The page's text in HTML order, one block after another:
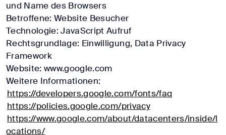
und Name des Browsers
Betroffene: Website Besucher
Technologie: JavaScript Aufruf
Rechtsgrundlage: Einwilligung, Data Privacy
Framework
Website: www.google.com
Weitere Informationen:
https://developers.google.com/fonts/faq
https://policies.google.com/privacy
https://www.google.com/about/datacenters/inside/l
ocations/